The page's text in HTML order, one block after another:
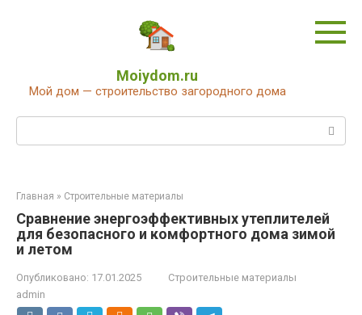
Moiydom.ru
Мой дом — строительство загородного дома
Главная » Строительные материалы
Сравнение энергоэффективных утеплителей
для безопасного и комфортного дома зимой
и летом
Опубликовано: 17.01.2025
Строительные материалы
admin